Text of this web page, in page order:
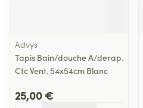
Advys
Tapis Bain/douche A/derap.
Ctc Vent. 54x54cm Blanc
25,00 €